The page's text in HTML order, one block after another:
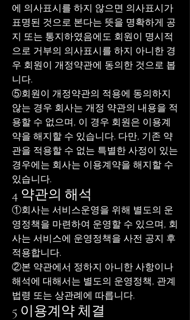
에 의사표시를 하지 않으면 의사표시가
표명된 것으로 본다는 뜻을 명확하게 공
지 또는 통지하였음에도 회원이 명시적
으로 거부의 의사표시를 하지 아니한 경
우 회원이 개정약관에 동의한 것으로 봅
니다.
⑤회원이 개정약관의 적용에 동의하지
않는 경우 회사는 개정 약관의 내용을 적
용할 수 없으며, 이 경우 회원은 이용계
약을 해지할 수 있습니다. 다만, 기존 약
관을 적용할 수 없는 특별한 사정이 있는
경우에는 회사는 이용계약을 해지할 수
있습니다.
4 약관의 해석
①회사는 서비스운영을 위해 별도의 운
영정책을 마련하여 운영할 수 있으며, 회
사는 서비스에 운영정책을 사전 공지 후
적용합니다.
②본 약관에서 정하지 아니한 사항이나
해석에 대해서는 별도의 운영정책, 관계
법령 또는 상관례에 따릅니다.
5 이용계약 체결